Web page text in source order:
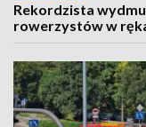
Rekordzista
rowerzystów w